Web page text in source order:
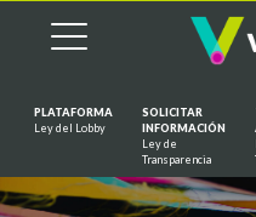
PLATAFORMA
Ley del Lobby
SOLICITAR
INFORMACIÓN
Ley de
Transparencia